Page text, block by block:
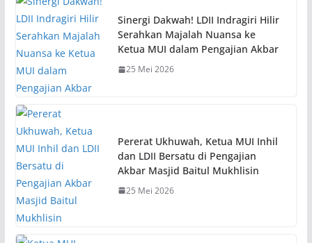
Sinergi Dakwah! LDII Indragiri Hilir
Serahkan Majalah Nuansa ke
Ketua MUI dalam Pengajian Akbar
25 Mei 2026
Pererat Ukhuwah, Ketua MUI Inhil
dan LDII Bersatu di Pengajian
Akbar Masjid Baitul Mukhlisin
25 Mei 2026